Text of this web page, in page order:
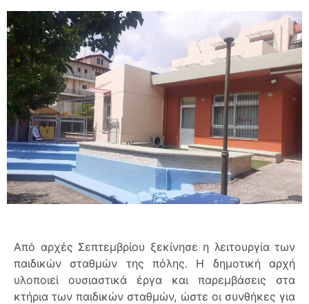
Από αρχές Σεπτεμβρίου ξεκίνησε η λειτουργία των
παιδικών σταθμών της πόλης. Η δημοτική αρχή
υλοποιεί ουσιαστικά έργα και παρεμβάσεις στα
κτήρια των παιδικών σταθμών, ώστε οι συνθήκες για